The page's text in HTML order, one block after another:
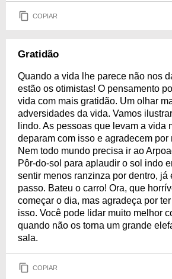
COPIAR
Gratidão
Quando a vida lhe parece não nos
estão os otimistas! O pensamento
vida com mais gratidão. Um olhar
adversidades da vida. Vamos
lindo. As pessoas que levam a vida
deparam com isso e agradecem por
Nem todo mundo precisa ir ao
Pôr-do-sol para aplaudir o sol indo
sentir menos ranzinza por dentro, já
passo. Bateu o carro! Ora, que
começar o dia, mas agradeça por
isso. Você pode lidar muito melhor
quando não os torna um grande
sala.
COPIAR